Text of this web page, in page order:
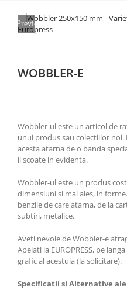
Previous
WOBBLER-E
Wobbler-ul este un articol de
unui produs sau colectiilor noi.
acesta atarna de o banda
il scoate in evidenta.
Wobbler-ul este un produs
dimensiuni si mai ales, in
benzile de care atarna, de la
subtiri, metalice.
Aveti nevoie de Wobbler-e
Apelati la EUROPRESS, pe
grafic al acestuia (la solicitare).
Specificatii si Alternative